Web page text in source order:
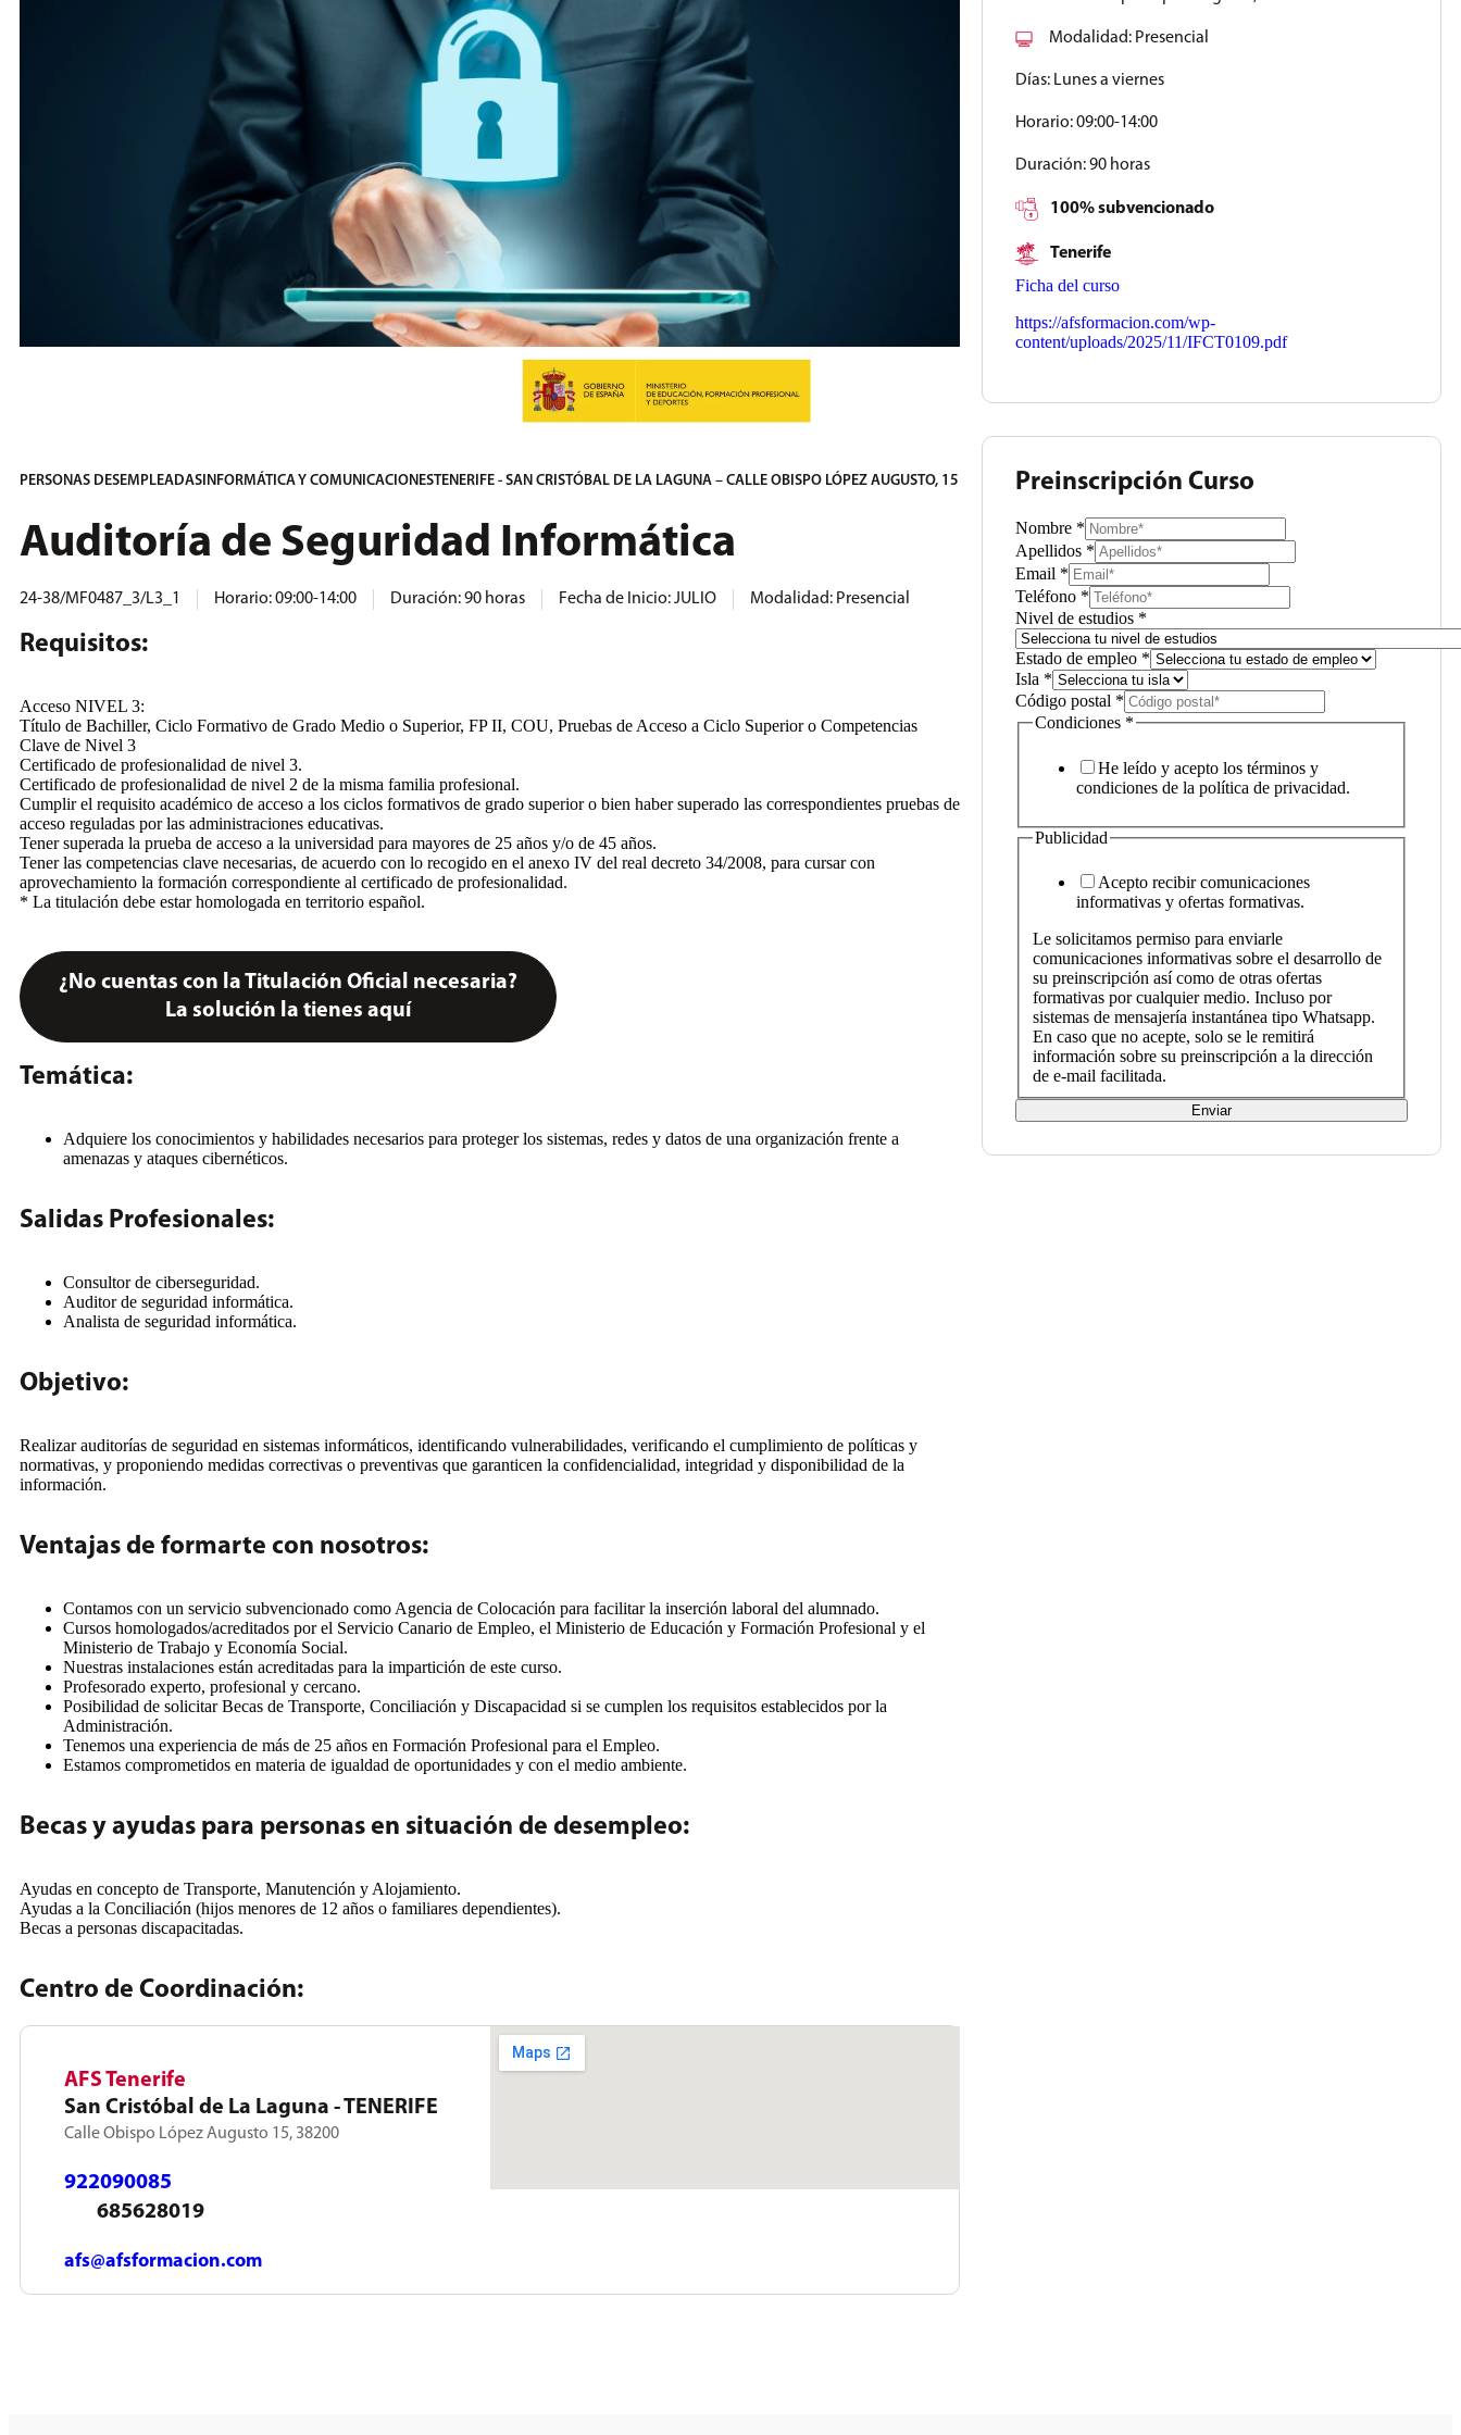
PERSONAS DESEMPLEADASINFORMÁTICA Y COMUNICACIONESTENERIFE - SAN CRISTÓBAL DE LA LAGUNA – CALLE OBISPO LÓPEZ AUGUSTO, 15
Auditoría de Seguridad Informática
24-38/MF0487_3/L3_1 Horario: 09:00-14:00 Duración: 90 horas Fecha de Inicio: JULIO Modalidad: Presencial
Requisitos:
Acceso NIVEL 3:
Título de Bachiller, Ciclo Formativo de Grado Medio o Superior, FP II, COU, Pruebas de Acceso a Ciclo Superior o Competencias
Clave de Nivel 3
Certificado de profesionalidad de nivel 3.
Certificado de profesionalidad de nivel 2 de la misma familia profesional.
Cumplir el requisito académico de acceso a los ciclos formativos de grado superior o bien haber superado las correspondientes pruebas de
acceso reguladas por las administraciones educativas.
Tener superada la prueba de acceso a la universidad para mayores de 25 años y/o de 45 años.
Tener las competencias clave necesarias, de acuerdo con lo recogido en el anexo IV del real decreto 34/2008, para cursar con
aprovechamiento la formación correspondiente al certificado de profesionalidad.
* La titulación debe estar homologada en territorio español.
¿No cuentas con la Titulación Oficial necesaria?
La solución la tienes aquí
Temática:
Adquiere los conocimientos y habilidades necesarios para proteger los sistemas, redes y datos de una organización frente a
amenazas y ataques cibernéticos.
Salidas Profesionales:
Consultor de ciberseguridad.
Auditor de seguridad informática.
Analista de seguridad informática.
Objetivo:
Realizar auditorías de seguridad en sistemas informáticos, identificando vulnerabilidades, verificando el cumplimiento de políticas y
normativas, y proponiendo medidas correctivas o preventivas que garanticen la confidencialidad, integridad y disponibilidad de la
información.
Ventajas de formarte con nosotros:
Contamos con un servicio subvencionado como Agencia de Colocación para facilitar la inserción laboral del alumnado.
Cursos homologados/acreditados por el Servicio Canario de Empleo, el Ministerio de Educación y Formación Profesional y el
Ministerio de Trabajo y Economía Social.
Nuestras instalaciones están acreditadas para la impartición de este curso.
Profesorado experto, profesional y cercano.
Posibilidad de solicitar Becas de Transporte, Conciliación y Discapacidad si se cumplen los requisitos establecidos por la
Administración.
Tenemos una experiencia de más de 25 años en Formación Profesional para el Empleo.
Estamos comprometidos en materia de igualdad de oportunidades y con el medio ambiente.
Becas y ayudas para personas en situación de desempleo:
Ayudas en concepto de Transporte, Manutención y Alojamiento.
Ayudas a la Conciliación (hijos menores de 12 años o familiares dependientes).
Becas a personas discapacitadas.
Centro de Coordinación:
AFS Tenerife
San Cristóbal de La Laguna - TENERIFE
Calle Obispo López Augusto 15, 38200
922090085
685628019
afs@afsformacion.com
Modalidad: Presencial
Días: Lunes a viernes
Horario:09:00-14:00
Duración:90 horas
100% subvencionado
Tenerife
Ficha del curso
https://afsformacion.com/wp-
content/uploads/2025/11/IFCT0109.pdf
Preinscripción Curso
Nombre *
Apellidos *
Email *
Teléfono *
Nivel de estudios *
Estado de empleo *
Isla *
Código postal *
Condiciones *
He leído y acepto los términos y
condiciones de la política de privacidad.
Publicidad
Acepto recibir comunicaciones
informativas y ofertas formativas.
Le solicitamos permiso para enviarle
comunicaciones informativas sobre el desarrollo de
su preinscripción así como de otras ofertas
formativas por cualquier medio. Incluso por
sistemas de mensajería instantánea tipo Whatsapp.
En caso que no acepte, solo se le remitirá
información sobre su preinscripción a la dirección
de e-mail facilitada.
Enviar